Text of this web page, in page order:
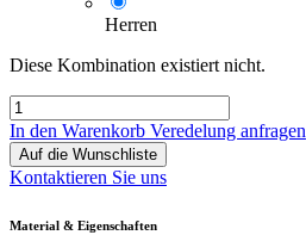
Herren
Diese Kombination existiert nicht.
In den Warenkorb Veredelung anfragen
Auf die Wunschliste
Kontaktieren Sie uns
Material & Eigenschaften